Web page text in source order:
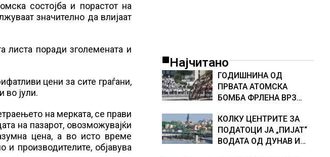
состојба и порастот на
значително да влијаат
листа поради зголемената и
цени за сите граѓани,
во јули.
на мерката, се прави
на пазарот, овозможувајќи
цена, а во исто време
и производителите, објавува
Најчитано
ГОДИШНИНА ОД
ПРВАТА АТОМСКА
БОМБА ФРЛЕНА ВРЗ
ШТО НАПРАВИВМЕ“,
како дел од екипажот
во авионот „Енола Геј“ и
КОЛКУ ЦЕНТРИТЕ ЗА
ПОДАТОЦИ ЈА „ПИЈАТ“
ВОДАТА ОД ДУНАВ И